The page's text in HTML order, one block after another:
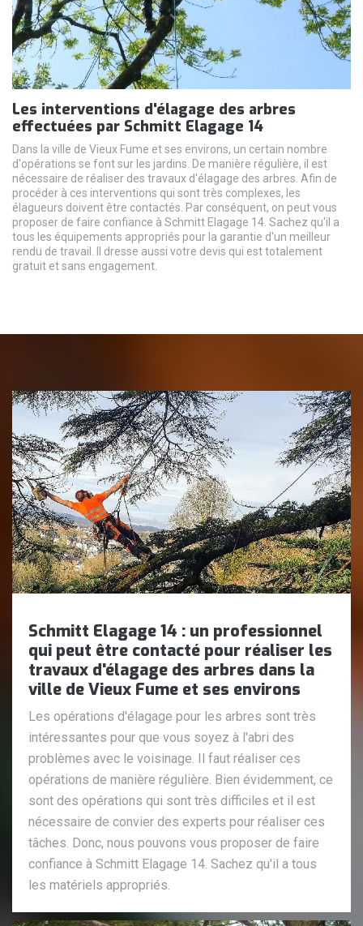
Les interventions d'élagage des arbres
effectuées par Schmitt Elagage 14
Dans la ville de Vieux Fume et ses environs, un certain nombre
d'opérations se font sur les jardins. De manière régulière, il est
nécessaire de réaliser des travaux d'élagage des arbres. Afin de
procéder à ces interventions qui sont très complexes, les
élagueurs doivent être contactés. Par conséquent, on peut vous
proposer de faire confiance à Schmitt Elagage 14. Sachez qu'il a
tous les équipements appropriés pour la garantie d'un meilleur
rendu de travail. Il dresse aussi votre devis qui est totalement
gratuit et sans engagement.
Schmitt Elagage 14 : un professionnel
qui peut être contacté pour réaliser les
travaux d'élagage des arbres dans la
ville de Vieux Fume et ses environs
Les opérations d'élagage pour les arbres sont très
intéressantes pour que vous soyez à l'abri des
problèmes avec le voisinage. Il faut réaliser ces
opérations de manière régulière. Bien évidemment, ce
sont des opérations qui sont très difficiles et il est
nécessaire de convier des experts pour réaliser ces
tâches. Donc, nous pouvons vous proposer de faire
confiance à Schmitt Elagage 14. Sachez qu'il a tous
les matériels appropriés.